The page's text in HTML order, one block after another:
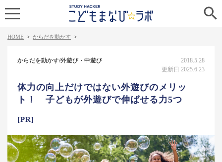

HOME > からだを動かす >
からだを動かす/外遊び・中遊び
2018.5.28
更新日 2025.6.23
体力の向上だけではない外遊びのメリッ
ト！ 子どもが外遊びで伸ばせる力5つ
[PR]